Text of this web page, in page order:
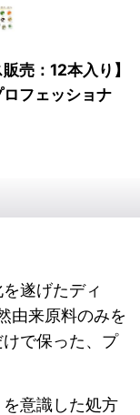
売：12本入り】
フェッショナ
遂げたディ
由来原料のみを
で保った、プ
意識した処方